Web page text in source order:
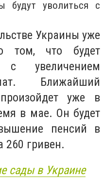
будут уволиться с
Украины уже
том, что будет
увеличением
Ближайший
уже в
в мае. Он будет
пенсий в
260 гривен.
сады в Украине